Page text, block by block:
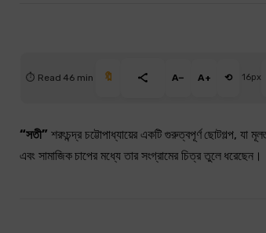
⏱ Read 46 min 🔖 A− A+ ⟲ 16px
“সতী”শরৎচন্দ্র চট্টোপাধ্যায়ের একটি গুরুত্বপূর্ণ ছোটগল্প, যা
এবং সামাজিক চাপের মধ্যে তার সংগ্রামের চিত্র তুলে ধরেছেন।